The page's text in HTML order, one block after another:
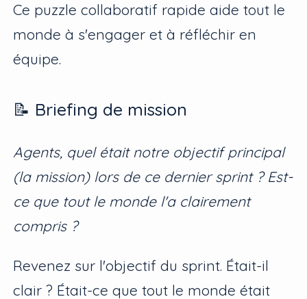
Ce puzzle collaboratif rapide aide tout le
monde à s'engager et à réfléchir en
équipe.
📝 Briefing de mission
Agents, quel était notre objectif principal
(la mission) lors de ce dernier sprint ? Est-
ce que tout le monde l'a clairement
compris ?
Revenez sur l'objectif du sprint. Était-il
clair ? Était-ce que tout le monde était